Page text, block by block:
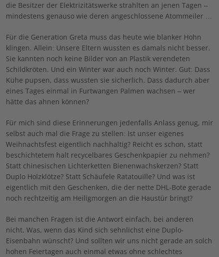
die Besitzer der Elektrizitätswerke strahlten an jenen Tagen –
mindestens genauso wie deren angeschlossene Atommeiler …
Für die Generation Greta muss das heute wie blanker Hohn
klingen. Allein: Unsere Eltern wussten es damals nicht besser.
Sie kannten noch keine Bilder von an Plastik verendeten
Schildkröten. Und ein Winter war auch noch Winter. Gut: Dass
Kühe pupsen, dass wussten sie sicherlich. Dass dadurch aber
eines Tages einmal in Furtwangen Palmen wachsen – wer
hätte das ahnen können?
Für mich sind diese Erinnerungen jedenfalls Anlass genug, mir
selbst auch mal die Frage zu stellen: Ist unser eigenes
Weihnachtsfest eigentlich nachhaltig? Reicht es schon, statt
beschichtetem halt recycelbares Geschenkpapier zu nehmen?
Statt chinesischen Lichterketten Bienenwachskerzen? Statt
Duplo Holzklötze? Statt Schäufele Ratatouille? Und was ist
eigentlich mit den Geschenken, die der nette DHL-Bote gerade
noch rechtzeitig am Heiligmorgen an die Haustür bringt?
Bei manchen Fragen ist die Antwort einfach, bei anderen
nicht. Was, wenn das Kind sich sehnlichst eine Duplo-
Eisenbahn wünscht? Und sollten wir uns nicht gerade an solch
hohen Feiertagen auch einmal etwas ohne schlechtes